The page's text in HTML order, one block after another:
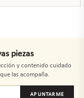
piezas
y contenido cuidado
las acompaña.
APUNTARME